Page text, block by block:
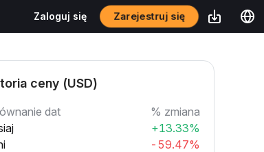
Zaloguj się Zarejestruj się
ceny (USD)
dat
% zmiana
+13.33%
-59.47%